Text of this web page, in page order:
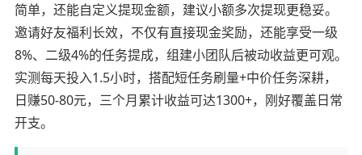
简单，还能自定义提现金额，建议小额多次提现更稳妥。
邀请好友福利长效，不仅有直接现金奖励，还能享受一级
8%、二级4%的任务提成，组建小团队后被动收益更可观。
实测每天投入1.5小时，搭配短任务刷量+中价任务深耕，
日赚50-80元，三个月累计收益可达1300+，刚好覆盖日常
开支。